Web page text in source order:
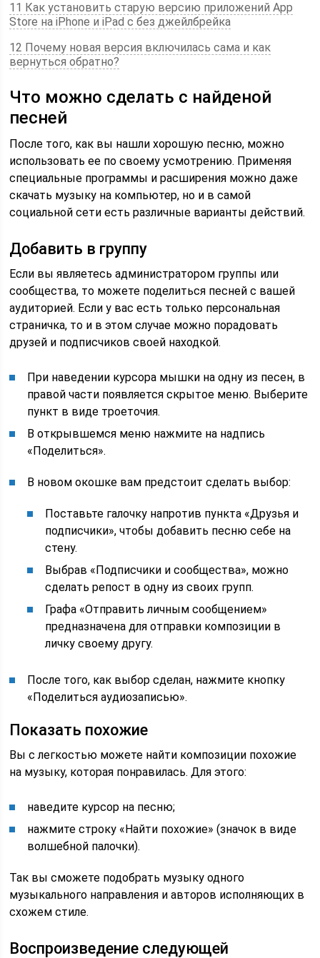
11 Как установить старую версию приложений App
Store на iPhone и iPad с без джейлбрейка
12 Почему новая версия включилась сама и как
вернуться обратно?
Что можно сделать с найденой
песней
После того, как вы нашли хорошую песню, можно
использовать ее по своему усмотрению. Применяя
специальные программы и расширения можно даже
скачать музыку на компьютер, но и в самой
социальной сети есть различные варианты действий.
Добавить в группу
Если вы являетесь администратором группы или
сообщества, то можете поделиться песней с вашей
аудиторией. Если у вас есть только персональная
страничка, то и в этом случае можно порадовать
друзей и подписчиков своей находкой.
При наведении курсора мышки на одну из песен, в
правой части появляется скрытое меню. Выберите
пункт в виде троеточия.
В открывшемся меню нажмите на надпись
«Поделиться».
В новом окошке вам предстоит сделать выбор:
Поставьте галочку напротив пункта «Друзья и
подписчики», чтобы добавить песню себе на
стену.
Выбрав «Подписчики и сообщества», можно
сделать репост в одну из своих групп.
Графа «Отправить личным сообщением»
предназначена для отправки композиции в
личку своему другу.
После того, как выбор сделан, нажмите кнопку
«Поделиться аудиозаписью».
Показать похожие
Вы с легкостью можете найти композиции похожие
на музыку, которая понравилась. Для этого:
наведите курсор на песню;
нажмите строку «Найти похожие» (значок в виде
волшебной палочки).
Так вы сможете подобрать музыку одного
музыкального направления и авторов исполняющих в
схожем стиле.
Воспроизведение следующей